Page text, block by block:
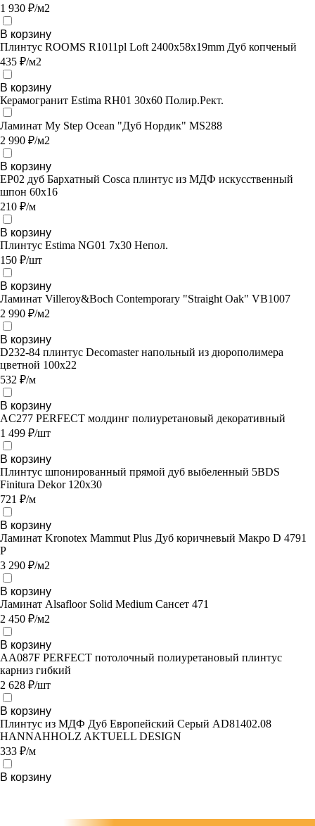
1 930 ₽/м2
В корзину
Плинтус ROOMS R1011pl Loft 2400х58х19mm Дуб копченый
435 ₽/м2
В корзину
Керамогранит Estima RH01 30x60 Полир.Рект.
Ламинат My Step Ocean "Дуб Нордик" MS288
2 990 ₽/м2
В корзину
EP02 дуб Бархатный Cosca плинтус из МДФ искусственный
шпон 60х16
210 ₽/м
В корзину
Плинтус Estima NG01 7x30 Непол.
150 ₽/шт
В корзину
Ламинат Villeroy&Boch Contemporary "Straight Oak" VB1007
2 990 ₽/м2
В корзину
D232-84 плинтус Decomaster напольный из дюрополимера
цветной 100x22
532 ₽/м
В корзину
AC277 PERFECT молдинг полиуретановый декоративный
1 499 ₽/шт
В корзину
Плинтус шпонированный прямой дуб выбеленный 5BDS
Finitura Dekor 120х30
721 ₽/м
В корзину
Ламинат Kronotex Mammut Plus Дуб коричневый Макро D 4791
P
3 290 ₽/м2
В корзину
Ламинат Alsafloor Solid Medium Сансет 471
2 450 ₽/м2
В корзину
AA087F PERFECT потолочный полиуретановый плинтус
карниз гибкий
2 628 ₽/шт
В корзину
Плинтус из МДФ Дуб Европейский Серый AD81402.08
HANNAHHOLZ AKTUELL DESIGN
333 ₽/м
В корзину